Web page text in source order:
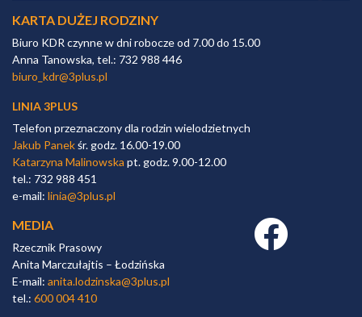
KARTA DUŻEJ RODZINY
Biuro KDR czynne w dni robocze od 7.00 do 15.00
Anna Tanowska, tel.: 732 988 446
biuro_kdr@3plus.pl
LINIA 3PLUS
Telefon przeznaczony dla rodzin wielodzietnych
Jakub Panekśr. godz. 16.00-19.00
Katarzyna Malinowska pt. godz. 9.00-12.00
tel.: 732 988 451
e-mail: linia@3plus.pl
MEDIA
Rzecznik Prasowy
Anita Marczułajtis – Łodzińska
E-mail: anita.lodzinska@3plus.pl
tel.: 600 004 410
Facebook link